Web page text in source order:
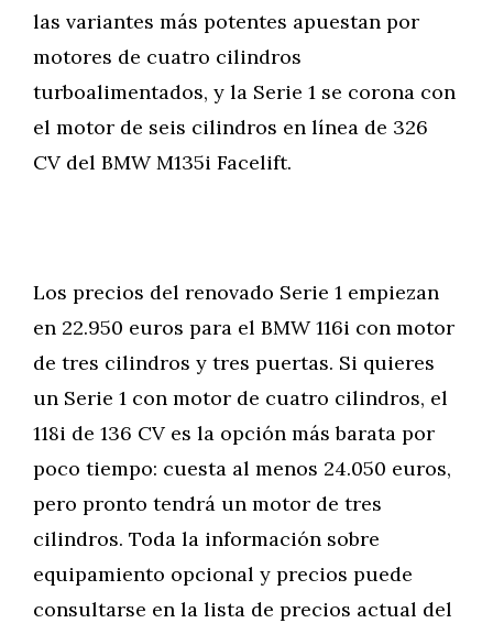
las variantes más potentes apuestan por
motores de cuatro cilindros
turboalimentados, y la Serie 1 se corona con
el motor de seis cilindros en línea de 326
CV del BMW M135i Facelift.
Los precios del renovado Serie 1 empiezan
en 22.950 euros para el BMW 116i con motor
de tres cilindros y tres puertas. Si quieres
un Serie 1 con motor de cuatro cilindros, el
118i de 136 CV es la opción más barata por
poco tiempo: cuesta al menos 24.050 euros,
pero pronto tendrá un motor de tres
cilindros. Toda la información sobre
equipamiento opcional y precios puede
consultarse en la lista de precios actual del